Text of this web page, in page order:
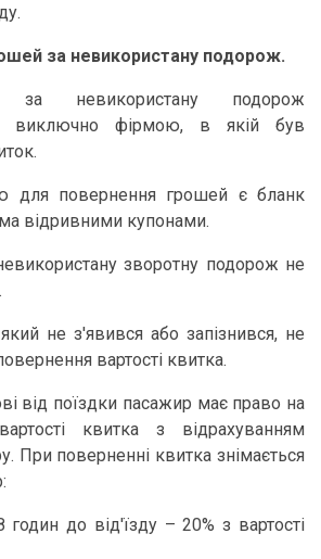
за невикористану подорож.
невикористану подорож
виключно фірмою, в якій був
для повернення грошей є бланк
відривними купонами.
зворотну подорож не
не з'явився або запізнився, не
вартості квитка.
від поїздки пасажир має право на
квитка з відрахуванням
При поверненні квитка знімається
годин до від'їзду – 20% з вартості